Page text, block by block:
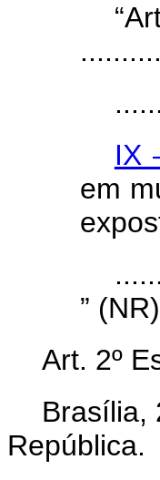
IX
em
” (NR)
Art. 2º
Brasília,
República.